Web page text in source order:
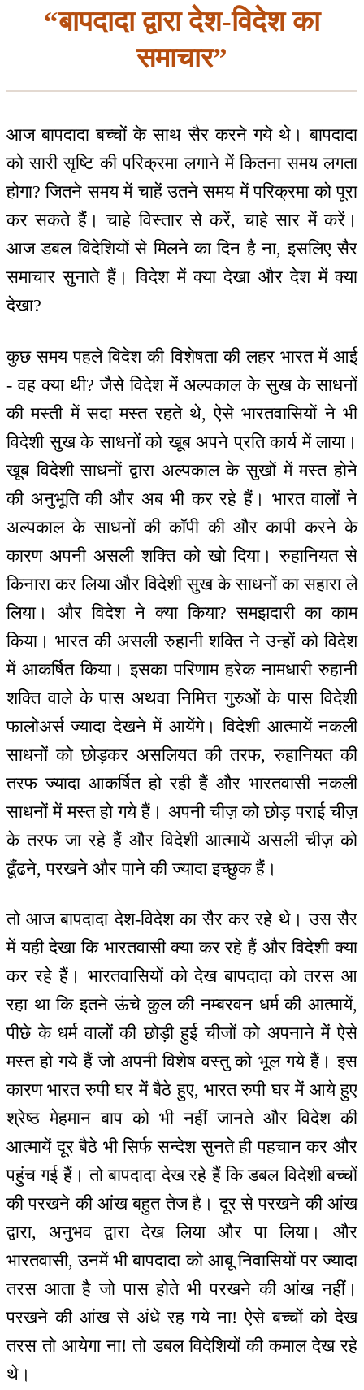
“बापदादा द्वारा देश-विदेश का
समाचार”
आज बापदादा बच्चों के साथ सैर करने गये थे। बापदादा
को सारी सृष्टि की परिक्रमा लगाने में कितना समय लगता
होगा? जितने समय में चाहें उतने समय में परिक्रमा को पूरा
कर सकते हैं। चाहे विस्तार से करें, चाहे सार में करें।
आज डबल विदेशियों से मिलने का दिन है ना, इसलिए सैर
समाचार सुनाते हैं। विदेश में क्या देखा और देश में क्या
देखा?
कुछ समय पहले विदेश की विशेषता की लहर भारत में आई
- वह क्या थी? जैसे विदेश में अल्पकाल के सुख के साधनों
की मस्ती में सदा मस्त रहते थे, ऐसे भारतवासियों ने भी
विदेशी सुख के साधनों को खूब अपने प्रति कार्य में लाया।
खूब विदेशी साधनों द्वारा अल्पकाल के सुखों में मस्त होने
की अनुभूति की और अब भी कर रहे हैं। भारत वालों ने
अल्पकाल के साधनों की कॉपी की और कापी करने के
कारण अपनी असली शक्ति को खो दिया। रुहानियत से
किनारा कर लिया और विदेशी सुख के साधनों का सहारा ले
लिया। और विदेश ने क्या किया? समझदारी का काम
किया। भारत की असली रुहानी शक्ति ने उन्हों को विदेश
में आकर्षित किया। इसका परिणाम हरेक नामधारी रुहानी
शक्ति वाले के पास अथवा निमित्त गुरुओं के पास विदेशी
फालोअर्स ज्यादा देखने में आयेंगे। विदेशी आत्मायें नकली
साधनों को छोड़कर असलियत की तरफ, रुहानियत की
तरफ ज्यादा आकर्षित हो रही हैं और भारतवासी नकली
साधनों में मस्त हो गये हैं। अपनी चीज़ को छोड़ पराई चीज़
के तरफ जा रहे हैं और विदेशी आत्मायें असली चीज़ को
ढूँढने, परखने और पाने की ज्यादा इच्छुक हैं।
तो आज बापदादा देश-विदेश का सैर कर रहे थे। उस सैर
में यही देखा कि भारतवासी क्या कर रहे हैं और विदेशी क्या
कर रहे हैं। भारतवासियों को देख बापदादा को तरस आ
रहा था कि इतने ऊंचे कुल की नम्बरवन धर्म की आत्मायें,
पीछे के धर्म वालों की छोड़ी हुई चीजों को अपनाने में ऐसे
मस्त हो गये हैं जो अपनी विशेष वस्तु को भूल गये हैं। इस
कारण भारत रुपी घर में बैठे हुए, भारत रुपी घर में आये हुए
श्रेष्ठ मेहमान बाप को भी नहीं जानते और विदेश की
आत्मायें दूर बैठे भी सिर्फ सन्देश सुनते ही पहचान कर और
पहुंच गई हैं। तो बापदादा देख रहे हैं कि डबल विदेशी बच्चों
की परखने की आंख बहुत तेज है। दूर से परखने की आंख
द्वारा, अनुभव द्वारा देख लिया और पा लिया। और
भारतवासी, उनमें भी बापदादा को आबू निवासियों पर ज्यादा
तरस आता है जो पास होते भी परखने की आंख नहीं।
परखने की आंख से अंधे रह गये ना! ऐसे बच्चों को देख
तरस तो आयेगा ना! तो डबल विदेशियों की कमाल देख रहे
थे।